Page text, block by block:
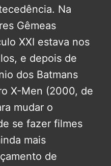
Na
Gêmeas
XXI estava nos
e depois de
dos Batmans
X-Men (2000, de
mudar o
se fazer filmes
mais
de